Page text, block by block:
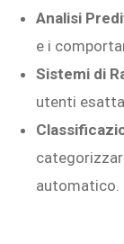
Analisi
e i
Sistemi di
utenti
automatico.